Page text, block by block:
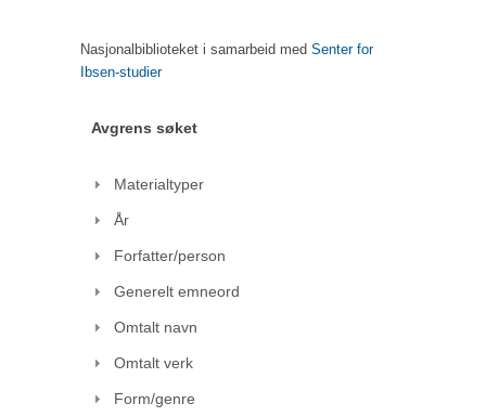
Nasjonalbiblioteket i samarbeid med Senter for
Ibsen-studier
Avgrens søket
Materialtyper
År
Forfatter/person
Generelt emneord
Omtalt navn
Omtalt verk
Form/genre